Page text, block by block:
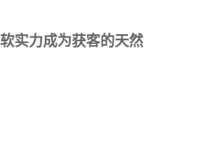
实力成为获客的天然